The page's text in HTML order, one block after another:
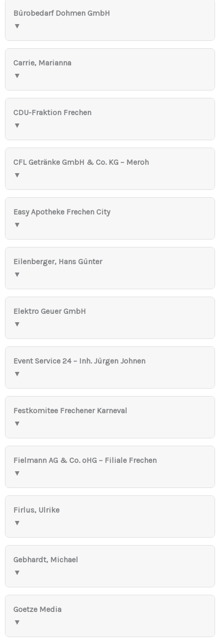
Bürobedarf Dohmen GmbH
▼
Carrie, Marianna
▼
CDU-Fraktion Frechen
▼
CFL Getränke GmbH & Co. KG – Meroh
▼
Easy Apotheke Frechen City
▼
Eilenberger, Hans Günter
▼
Elektro Geuer GmbH
▼
Event Service 24 – Inh. Jürgen Johnen
▼
Festkomitee Frechener Karneval
▼
Fielmann AG & Co. oHG – Filiale Frechen
▼
Firlus, Ulrike
▼
Gebhardt, Michael
▼
Goetze Media
▼